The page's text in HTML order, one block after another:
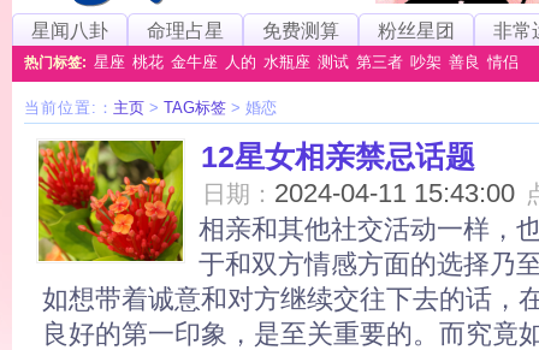
星闻八卦 命理占星 免费测算 粉丝星团 非常
热门标签: 星座 桃花 金牛座 人的 水瓶座 测试 第三者 吵架 善良 情侣
当前位置: ： 主页 > TAG标签 > 婚恋
12星女相亲禁忌话题
日期： 2024-04-11 15:43:00
相亲和其他社交活动一样，
于和双方情感方面的选择乃
如想带着诚意和对方继续交往下去的话，
良好的第一印象，是至关重要的。而究竟